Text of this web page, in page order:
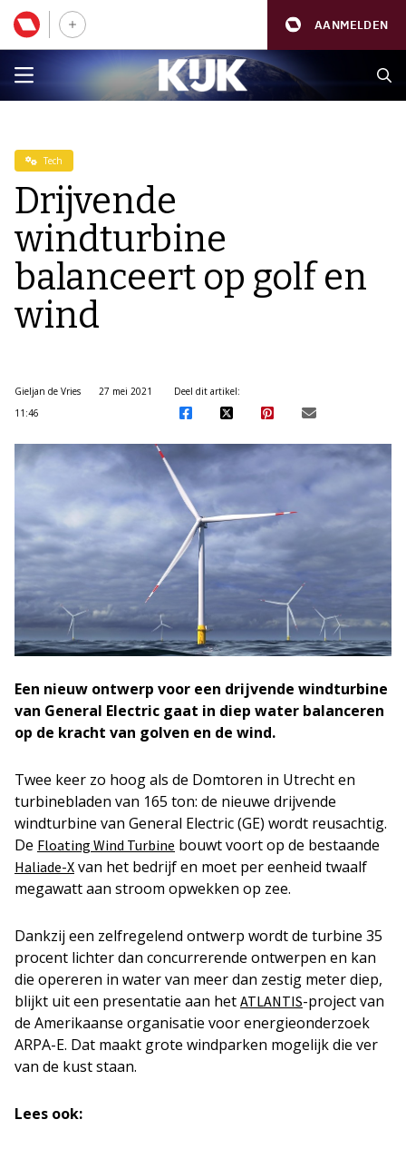
AANMELDEN
Tech
Drijvende
windturbine
balanceert op golf en
wind
Gieljan de Vries
27 mei 2021
11:46
Deel dit artikel:
Een nieuw ontwerp voor een drijvende windturbine
van General Electric gaat in diep water balanceren
op de kracht van golven en de wind.
Twee keer zo hoog als de Domtoren in Utrecht en
turbinebladen van 165 ton: de nieuwe drijvende
windturbine van General Electric (GE) wordt reusachtig.
De Floating Wind Turbine bouwt voort op de bestaande
Haliade-X van het bedrijf en moet per eenheid twaalf
megawatt aan stroom opwekken op zee.
Dankzij een zelfregelend ontwerp wordt de turbine 35
procent lichter dan concurrerende ontwerpen en kan
die opereren in water van meer dan zestig meter diep,
blijkt uit een presentatie aan het ATLANTIS-project van
de Amerikaanse organisatie voor energieonderzoek
ARPA-E. Dat maakt grote windparken mogelijk die ver
van de kust staan.
Lees ook: